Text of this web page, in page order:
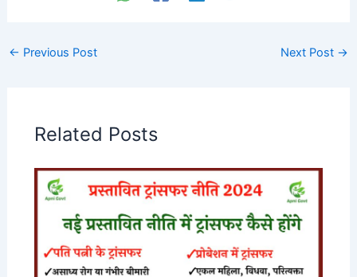
← Previous Post Next Post →
Related Posts